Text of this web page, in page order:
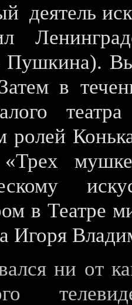
деятель
в
ролей
в Театре
Игоря
ни от